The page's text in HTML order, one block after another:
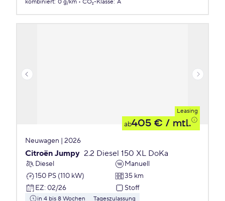
kombiniert: 0 g/km CO₂-Klasse: A
Leasing
ab405 € / mtl.
Neuwagen | 2026
Citroën Jumpy 2.2 Diesel 150 XL DoKa
Diesel
Manuell
150 PS (110 kW)
35 km
EZ: 02/26 Stoff
in 4 bis 8 Wochen
Tageszulassung